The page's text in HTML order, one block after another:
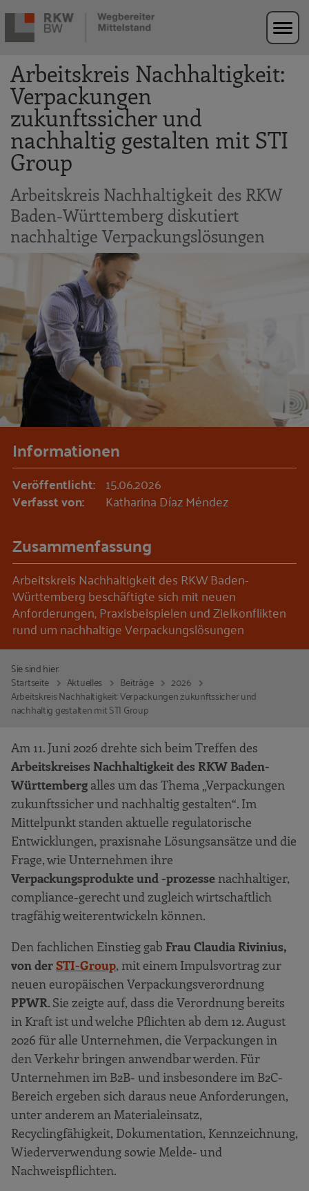
Zur Navigation springen
Zum Hauptinhalt springen
Arbeitskreis Nachhaltigkeit:
Verpackungen
zukunftssicher und
nachhaltig gestalten mit STI
Group
Arbeitskreis Nachhaltigkeit des RKW
Baden-Württemberg diskutiert
nachhaltige Verpackungslösungen
Informationen
Veröffentlicht: 15.06.2026
Verfasst von: Katharina Díaz Méndez
Zusammenfassung
Arbeitskreis Nachhaltigkeit des RKW Baden-
Württemberg beschäftigte sich mit neuen
Anforderungen, Praxisbeispielen und Zielkonflikten
rund um nachhaltige Verpackungslösungen
Sie sind hier:
Startseite
Aktuelles Beiträge
2026
Arbeitskreis Nachhaltigkeit: Verpackungen zukunftssicher und
nachhaltig gestalten mit STI Group
Am 11. Juni 2026 drehte sich beim Treffen des
Arbeitskreises Nachhaltigkeit des RKW Baden-
Württemberg alles um das Thema „Verpackungen
zukunftssicher und nachhaltig gestalten“. Im
Mittelpunkt standen aktuelle regulatorische
Entwicklungen, praxisnahe Lösungsansätze und die
Frage, wie Unternehmen ihre
Verpackungsprodukte und -prozesse nachhaltiger,
compliance-gerecht und zugleich wirtschaftlich
tragfähig weiterentwickeln können.
Den fachlichen Einstieg gab Frau Claudia Rivinius,
von derSTI-Group, mit einem Impulsvortrag zur
neuen europäischen Verpackungsverordnung
PPWR. Sie zeigte auf, dass die Verordnung bereits
in Kraft ist und welche Pflichten ab dem 12. August
2026 für alle Unternehmen, die Verpackungen in
den Verkehr bringen anwendbar werden. Für
Unternehmen im B2B- und insbesondere im B2C-
Bereich ergeben sich daraus neue Anforderungen,
unter anderem an Materialeinsatz,
Recyclingfähigkeit, Dokumentation, Kennzeichnung,
Wiederverwendung sowie Melde- und
Nachweispflichten.